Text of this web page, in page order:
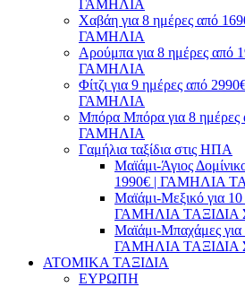
ΓΑΜΗΛΙΑ
Χαβάη για 8 ημέρες από
ΓΑΜΗΛΙΑ
Αρούμπα για 8 ημέρες
ΓΑΜΗΛΙΑ
Φίτζι για 9 ημέρες από
ΓΑΜΗΛΙΑ
Μπόρα Μπόρα για 8
ΓΑΜΗΛΙΑ
Γαμήλια ταξίδια στις ΗΠΑ
Μαϊάμι-Άγιος
1990€ | ΓΑΜΗΛΙΑ
Μαϊάμι-Μεξικό για
ΓΑΜΗΛΙΑ ΤΑΞΙΔΙΑ
Μαϊάμι-Μπαχάμες
ΓΑΜΗΛΙΑ ΤΑΞΙΔΙΑ
ΑΤΟΜΙΚΑ ΤΑΞΙΔΙΑ
ΕΥΡΩΠΗ